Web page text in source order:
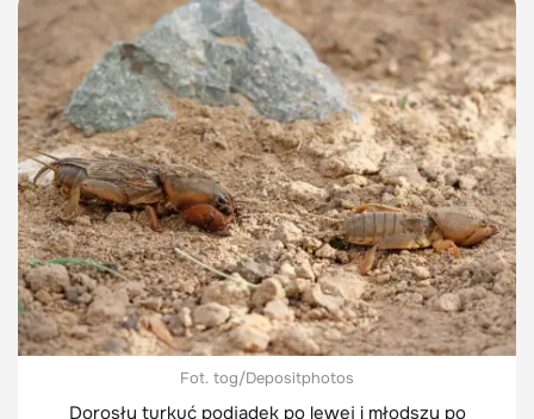
Fot. tog/Depositphotos
Dorosły turkuć podjadek po lewej i młodszy po